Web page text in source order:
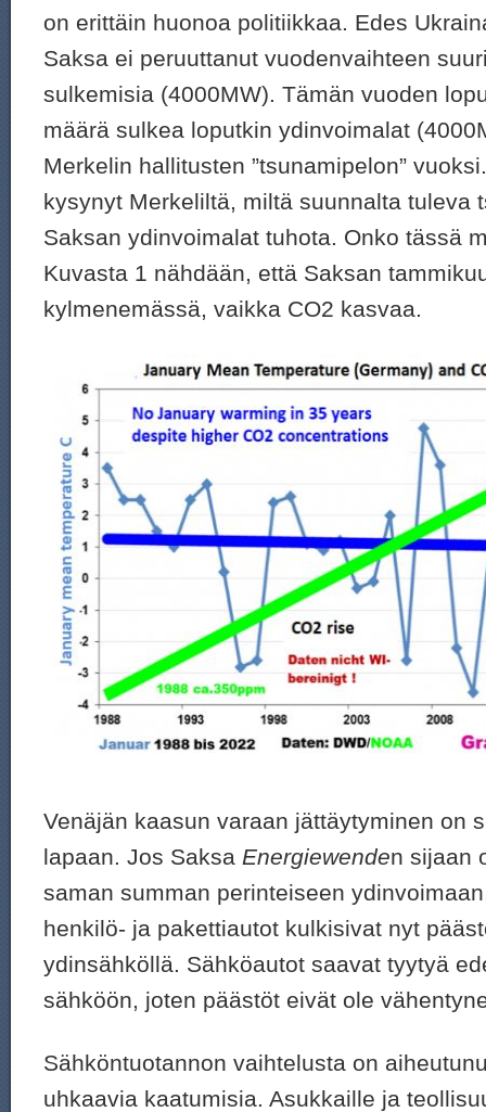
on erittäin huonoa politiikkaa. Edes
Saksa ei peruuttanut vuodenvaihteen
sulkemisia (4000MW). Tämän vuoden
määrä sulkea loputkin ydinvoimalat
Merkelin hallitusten ”tsunamipelon”
kysynyt Merkeliltä, miltä suunnalta tuleva
Saksan ydinvoimalat tuhota. Onko tässä
Kuvasta 1 nähdään, että Saksan
kylmenemässä, vaikka CO2 kasvaa.
Venäjän kaasun varaan jättäytyminen on
lapaan. Jos Saksa Energiewenden sijaan
saman summan perinteiseen
henkilö- ja pakettiautot kulkisivat nyt
ydinsähköllä. Sähköautot saavat tyytyä
sähköön, joten päästöt eivät ole
Sähköntuotannon vaihtelusta on
uhkaavia kaatumisia. Asukkaille ja